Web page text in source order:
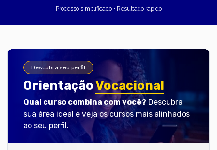
Processo simplificado • Resultado rápido
Descubra seu perfil
OrientaçãoVocacional
Qual curso combina com você? Descubra
sua área ideal e veja os cursos mais alinhados
ao seu perfil.